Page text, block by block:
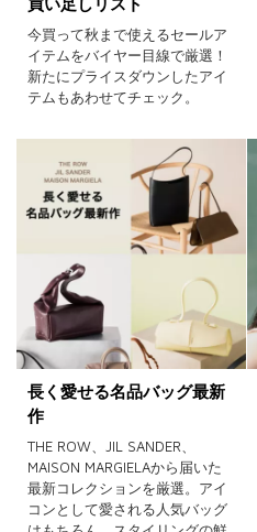
買い足しリスト
今買って秋まで使えるセールア
イテムをバイヤー目線で厳選！
新たにプライスダウンしたアイ
テムもあわせてチェック。
長く愛せる名品バッグ最新
作
THE ROW、JIL SANDER、
MAISON MARGIELAから届いた
最新コレクションを厳選。アイ
コンとして愛される人気バッグ